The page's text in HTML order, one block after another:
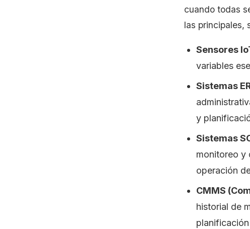
cuando todas
las principales,
Sensores
variables
Sistemas
y
Sistemas
monitoreo y
operación
CMMS
historial de